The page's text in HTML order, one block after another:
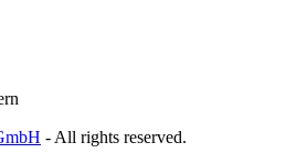
- All rights reserved.